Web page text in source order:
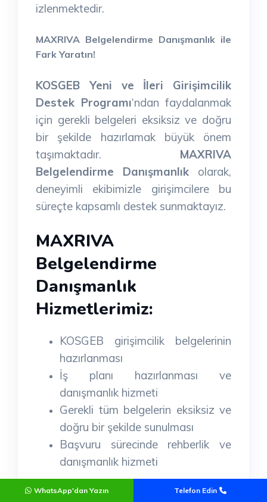
izlenmektedir.
MAXRIVA Belgelendirme Danışmanlık ile
Fark Yaratın!
KOSGEB Yeni ve İleri Girişimcilik
Destek Programı‘ndan faydalanmak
için gerekli belgeleri eksiksiz ve doğru
bir şekilde hazırlamak büyük önem
taşımaktadır. MAXRIVA
Belgelendirme Danışmanlık olarak,
deneyimli ekibimizle girişimcilere bu
süreçte kapsamlı destek sunmaktayız.
MAXRIVA
Belgelendirme
Danışmanlık
Hizmetlerimiz:
KOSGEB girişimcilik belgelerinin
hazırlanması
İş planı hazırlanması ve
danışmanlık hizmeti
Gerekli tüm belgelerin eksiksiz ve
doğru bir şekilde sunulması
Başvuru sürecinde rehberlik ve
danışmanlık hizmeti
Hayallerinizi gerçeğe dönüştürmek
WhatsApp'dan Yazın Telefon Edin